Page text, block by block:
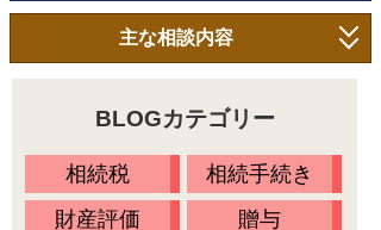
トップページ
相続の流れ
当事務所に依頼するメリット
無料相談会・セミナー情報
主な相談内容
相続方法の決定
BLOGカテゴリー
相続税
相続手続き
財産評価
贈与